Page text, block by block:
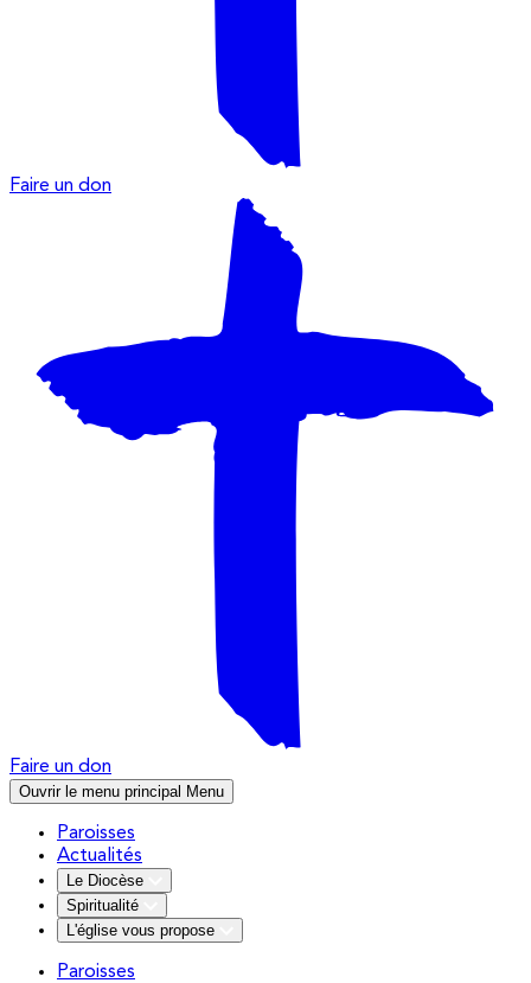
Faire un don
Faire un don
Ouvrir le menu principal Menu
Paroisses
Actualités
Le Diocèse
Spiritualité
L'église vous propose
Paroisses